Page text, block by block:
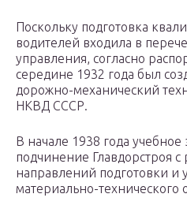
Поскольку подготовка
водителей входила в
управления, согласно
середине 1932 года был
дорожно-механический
НКВД СССР.
В начале 1938 года
подчинение Главдорстроя
направлений подготовки и
материально-технического